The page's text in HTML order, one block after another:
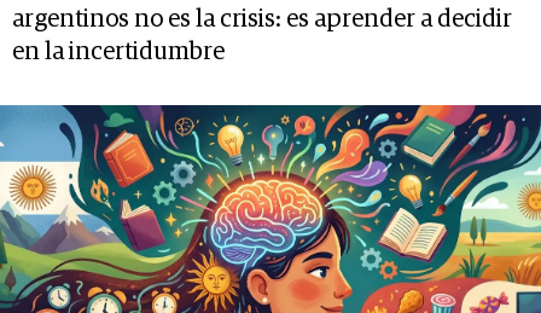
argentinos no es la crisis: es aprender a decidir
en la incertidumbre